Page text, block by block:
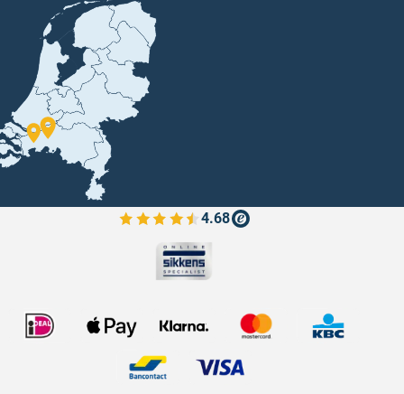
4.68
Bekijk de verfplaza beoordelingen